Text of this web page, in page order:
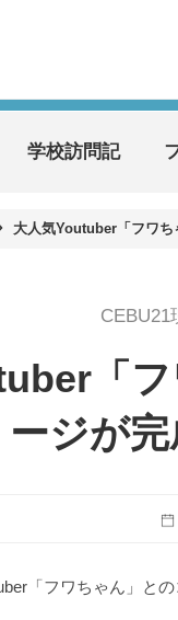
学校訪問記
大人気Youtuber「フワち
CEBU21
「
ージが完
「フワちゃん」と